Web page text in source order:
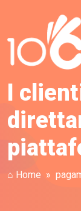
I
⌂ Home